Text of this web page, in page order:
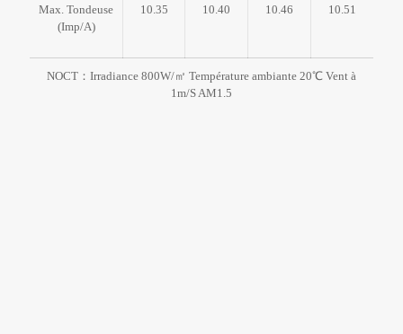
Max. Tondeuse
(Imp/A)
10.35 10.40 10.46 10.51
NOCT：Irradiance 800W/㎡ Température ambiante 20℃ Vent à
1m/S AM1.5